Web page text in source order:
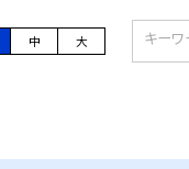
中 大